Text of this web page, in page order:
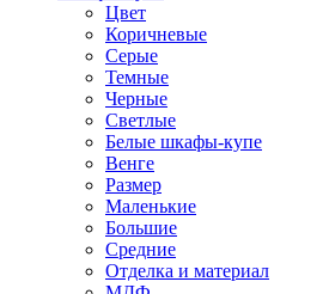
Цвет
Коричневые
Серые
Темные
Черные
Светлые
Белые шкафы-купе
Венге
Размер
Маленькие
Большие
Средние
Отделка и материал